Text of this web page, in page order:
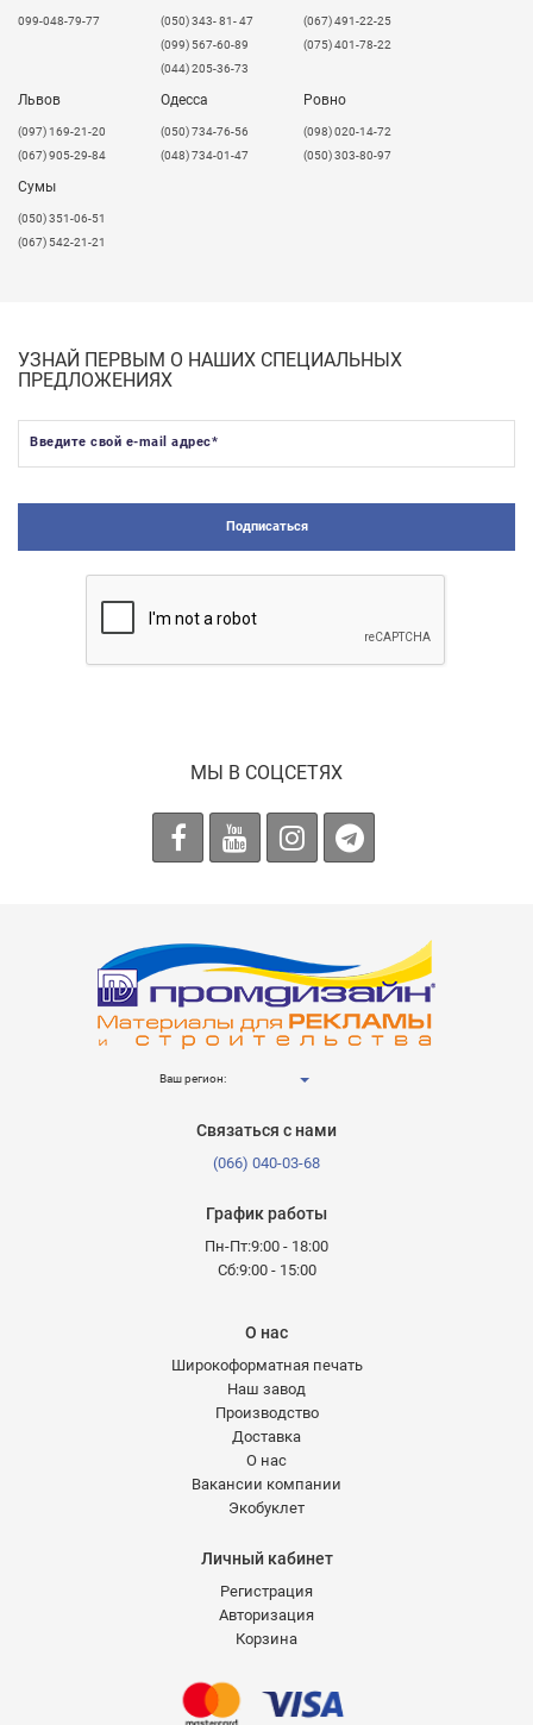
099-048-79-77
(050) 343- 81- 47
(099) 567-60-89
(044) 205-36-73
(067) 491-22-25
(075) 401-78-22
Львов
​(097) 169-21-20
(067) 905-29-84
Одесса
(050) 734-76-56
(048) 734-01-47
Ровно
(098) 020-14-72
(050) 303-80-97
Сумы
(050) 351-06-51
(067) 542-21-21
УЗНАЙ ПЕРВЫМ О НАШИХ СПЕЦИАЛЬНЫХ
ПРЕДЛОЖЕНИЯХ
Введите свой e-mail адрес*
Подписаться
МЫ В СОЦСЕТЯХ
Ваш регион:
Связаться с нами
(066) 040-03-68
График работы
Пн-Пт:9:00 - 18:00
Сб:9:00 - 15:00
О нас
Широкоформатная печать
Наш завод
Производство
Доставка
О нас
Вакансии компании
Экобуклет
Личный кабинет
Регистрация
Авторизация
Корзина